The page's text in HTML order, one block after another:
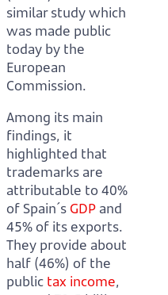
similar study which
was made public
today by the
European
Commission.
Among its main
findings, it
highlighted that
trademarks are
attributable to 40%
of Spain´s GDP and
45% of its exports.
They provide about
half (46%) of the
public tax income,